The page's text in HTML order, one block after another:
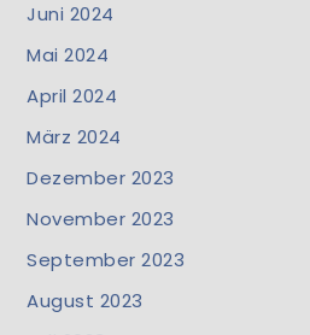
Juni 2024
Mai 2024
April 2024
März 2024
Dezember 2023
November 2023
September 2023
August 2023